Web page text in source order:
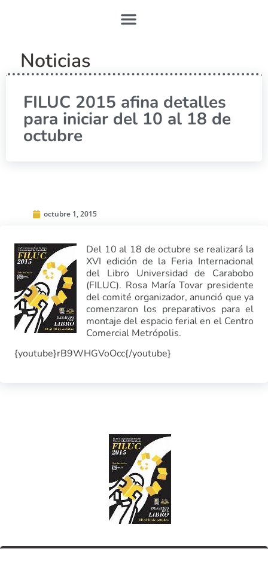
Noticias
FILUC 2015 afina detalles
para iniciar del 10 al 18 de
octubre
octubre 1, 2015
Del 10 al 18 de octubre se realizará la
XVI edición de la Feria Internacional
del Libro Universidad de Carabobo
(FILUC). Rosa María Tovar presidente
del comité organizador, anunció que ya
comenzaron los preparativos para el
montaje del espacio ferial en el Centro
Comercial Metrópolis.
{youtube}rB9WHGVoOcc{/youtube}